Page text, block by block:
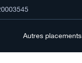
Autres placements